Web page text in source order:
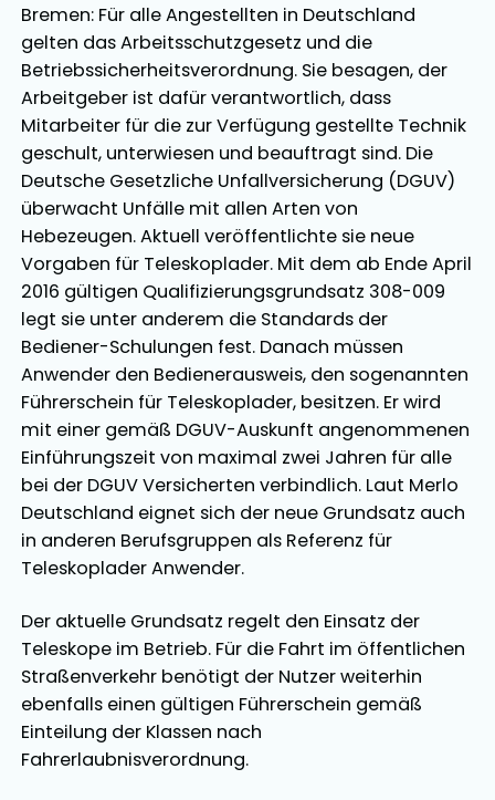
Bremen: Für alle Angestellten in Deutschland
gelten das Arbeitsschutzgesetz und die
Betriebssicherheitsverordnung. Sie besagen, der
Arbeitgeber ist dafür verantwortlich, dass
Mitarbeiter für die zur Verfügung gestellte Technik
geschult, unterwiesen und beauftragt sind. Die
Deutsche Gesetzliche Unfallversicherung (DGUV)
überwacht Unfälle mit allen Arten von
Hebezeugen. Aktuell veröffentlichte sie neue
Vorgaben für Teleskoplader. Mit dem ab Ende April
2016 gültigen Qualifizierungsgrundsatz 308-009
legt sie unter anderem die Standards der
Bediener-Schulungen fest. Danach müssen
Anwender den Bedienerausweis, den sogenannten
Führerschein für Teleskoplader, besitzen. Er wird
mit einer gemäß DGUV-Auskunft angenommenen
Einführungszeit von maximal zwei Jahren für alle
bei der DGUV Versicherten verbindlich. Laut Merlo
Deutschland eignet sich der neue Grundsatz auch
in anderen Berufsgruppen als Referenz für
Teleskoplader Anwender.
Der aktuelle Grundsatz regelt den Einsatz der
Teleskope im Betrieb. Für die Fahrt im öffentlichen
Straßenverkehr benötigt der Nutzer weiterhin
ebenfalls einen gültigen Führerschein gemäß
Einteilung der Klassen nach
Fahrerlaubnisverordnung.